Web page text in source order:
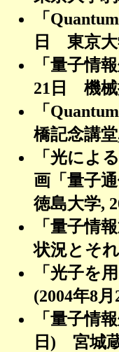
「
日 東京大
「量子情
21 日 機械
「
橋記念講堂
「光によ
画「量子
徳島大学,
「量子情
状況とそ
「光子を
(2004年8月
「量子情
日 ) 宮城蔵